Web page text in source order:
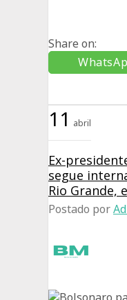
Share on:
11 abril
Ex-
segue
Rio Grande,
Postado por